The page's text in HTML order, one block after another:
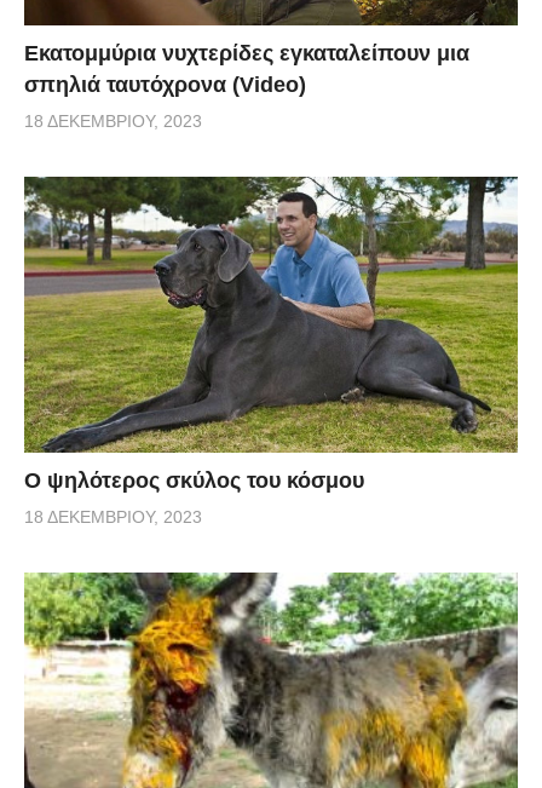
Εκατομμύρια νυχτερίδες εγκαταλείπουν μια
σπηλιά ταυτόχρονα (Video)
18 ΔΕΚΕΜΒΡΊΟΥ, 2023
Ο ψηλότερος σκύλος του κόσμου
18 ΔΕΚΕΜΒΡΊΟΥ, 2023